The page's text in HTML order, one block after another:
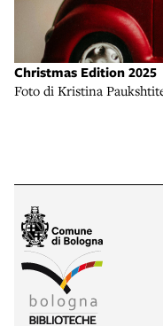
Christmas Edition 2025
Foto di Kristina